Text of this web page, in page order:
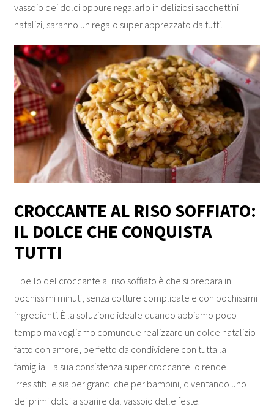
vassoio dei dolci oppure regalarlo in deliziosi sacchettini
natalizi, saranno un regalo super apprezzato da tutti.
CROCCANTE AL RISO SOFFIATO:
IL DOLCE CHE CONQUISTA
TUTTI
Il bello del croccante al riso soffiato è che si prepara in
pochissimi minuti, senza cotture complicate e con pochissimi
ingredienti. È la soluzione ideale quando abbiamo poco
tempo ma vogliamo comunque realizzare un dolce natalizio
fatto con amore, perfetto da condividere con tutta la
famiglia. La sua consistenza super croccante lo rende
irresistibile sia per grandi che per bambini, diventando uno
dei primi dolci a sparire dal vassoio delle feste.